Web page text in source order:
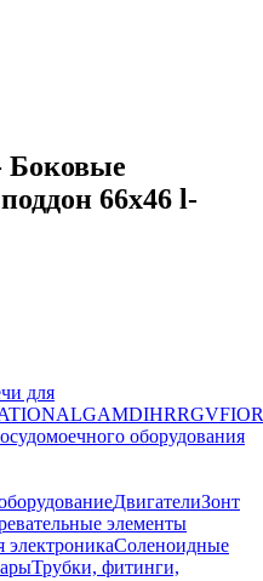
Боковые
66x46 l-
для
GAMDIHRRGV
оборудования
ДвигателиЗонт
элементы
Соленоидные
Трубки, фитинги,